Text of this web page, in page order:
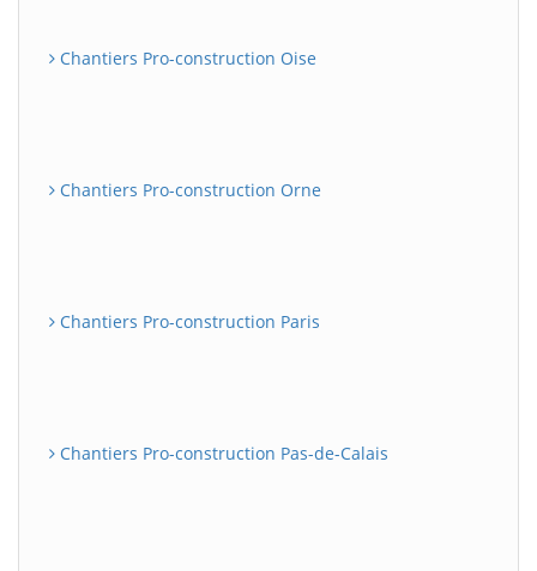
Chantiers Pro-construction Oise
Chantiers Pro-construction Orne
Chantiers Pro-construction Paris
Chantiers Pro-construction Pas-de-Calais